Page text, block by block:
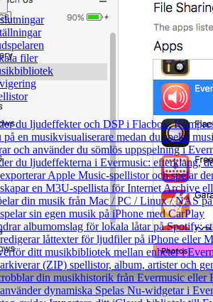
filer
du ljudeffekter och DSP i Flacbox:
på en musikvisualiserare medan du spelar
och använder du sömlös uppspelning i
du ljudeffekterna i Evermusic: efterklang,
Apple Music-spellistor och spelar
en M3U-spellista för Internet Archive
din musik från Mac / PC / Linux / NAS
sin egen musik på iPhone med CarPlay
albumomslag för lokala låtar på Spotify:
låttexter för ljudfiler på iPhone eller
ditt musikbibliotek mellan enheter i
(ZIP) spellistor, album, artister och
din musikhistorik från Evermusic eller
dynamiska Spelas Nu-widgetar i